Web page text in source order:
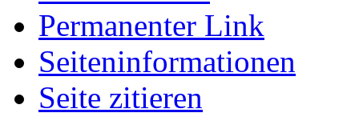
Permanenter Link
Seiten­informationen
Seite zitieren